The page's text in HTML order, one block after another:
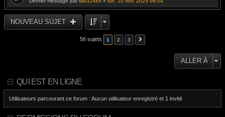
NOUVEAU SUJET
56 sujets 1 2 3
ALLER À
QUI EST EN LIGNE
Utilisateurs parcourant ce forum : Aucun utilisateur enregistré et 1 invité